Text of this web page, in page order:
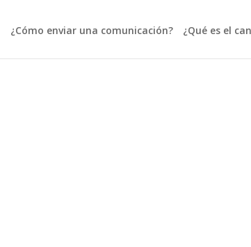
¿Cómo enviar una comunicación? ¿Qué es el